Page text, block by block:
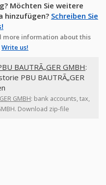
Möchten Sie weitere
hinzufügen? Schreiben Sie
more information about this
Write us!
BAUTRÃ„GER GMBH:
PBU BAUTRÃ„GER
GMBH: bank accounts, tax,
Download zip-file